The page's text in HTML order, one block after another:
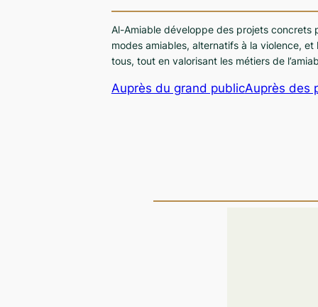
Al-Amiable développe des projets concrets
modes amiables, alternatifs à la violence, et
tous, tout en valorisant les métiers de
Auprès du grand publicAuprès des